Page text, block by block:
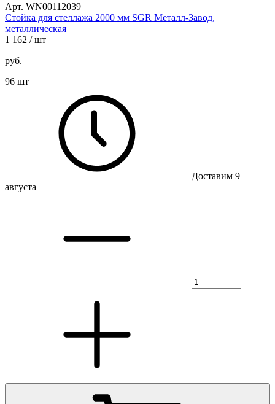
Арт. WN00112039
Стойка для стеллажа 2000 мм SGR Металл-Завод,
металлическая
1 162 / шт
руб.
96 шт
Доставим 9
августа